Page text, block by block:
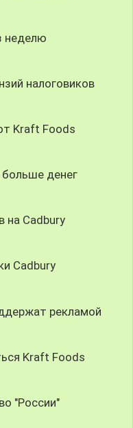
неделю
налоговиков
Kraft Foods
денег
на Cadbury
Cadbury
рекламой
Kraft Foods
"России"